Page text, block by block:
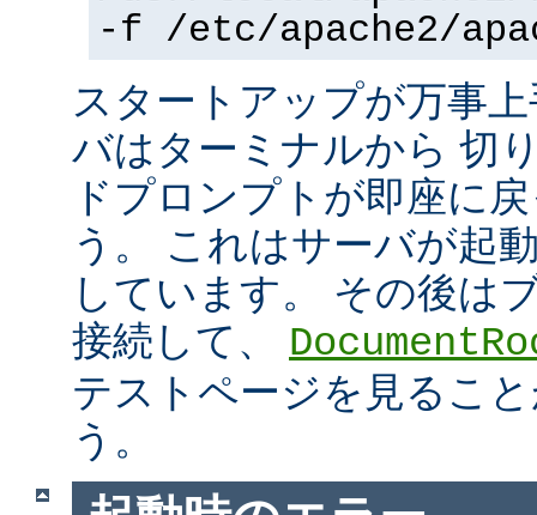
-f /etc/apache2/
スタートアップが万事
バはターミナルから 切
ドプロンプトが即座に
う。 これはサーバが起
しています。 その後は
接続して、
テストページを見るこ
う。